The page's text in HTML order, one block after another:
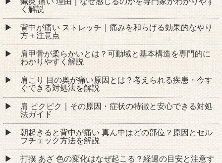
く解説
背中が痛い ストレッチ｜痛みを和らげる効果的なやり
方＋注意点
肩甲骨が柔らかいとは？可動域と基本構造を専門的に
わかりやすく解説
肩こり 目の奥が痛い原因とは？考えられる疾患・今す
ぐできる対処法を解説
肩 ピクピク｜その原因・症状の特徴と安心できる対処
法ガイド
朝起きると背中が痛い 真ん中はどの部位？原因とセル
フチェック方法を解説
打撲 あざ 色の変化はなぜ起こる？経過の目安と注意す